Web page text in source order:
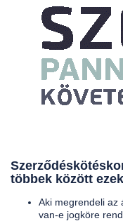
többek között
Aki megrendeli az
van-e jogköre